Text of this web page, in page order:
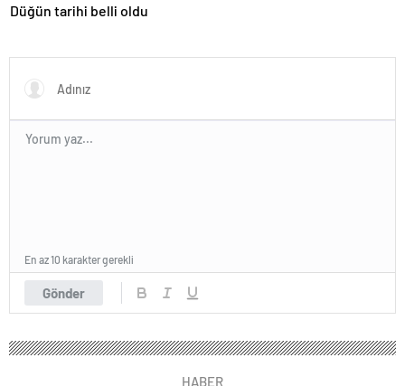
Düğün tarihi belli oldu
Gönder
En az 10 karakter gerekli
HABER